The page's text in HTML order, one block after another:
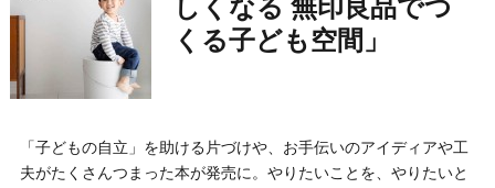
しくなる 無印良品でつ
くる子ども空間」
「子どもの自立」を助ける片づけや、お手伝いのアイディアや工
夫がたくさんつまった本が発売に。やりたいことを、やりたいと